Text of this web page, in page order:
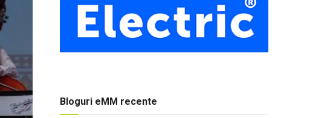
Bloguri eMM recente